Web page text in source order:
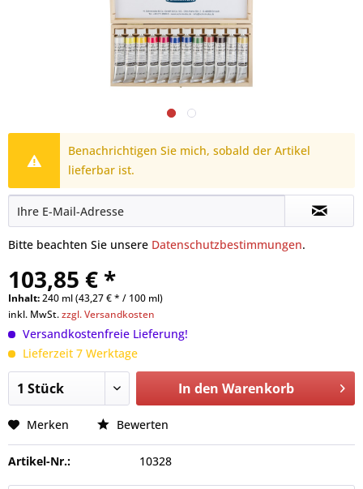
Benachrichtigen Sie mich, sobald der Artikel
lieferbar ist.
Bitte beachten Sie unsere Datenschutzbestimmungen.
103,85 € *
Inhalt:240 ml (43,27 € * / 100 ml)
inkl. MwSt.zzgl. Versandkosten
Versandkostenfreie Lieferung!
Lieferzeit 7 Werktage
In den Warenkorb
Merken Bewerten
Artikel-Nr.: 10328